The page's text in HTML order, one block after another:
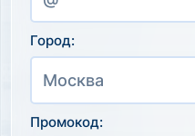
Город:
Промокод: